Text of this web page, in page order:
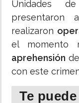
Unidades
realizaron
el momento
aprehensiónde
con este
Te